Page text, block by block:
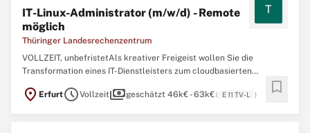
IT-Linux-Administrator (m/w/d) - Remote
möglich
Thüringer Landesrechenzentrum
T
VOLLZEIT, unbefristetAls kreativer Freigeist wollen Sie die
Transformation eines IT-Dienstleisters zum cloudbasierten
nächstmöglichen Zeitpunkt als IT-Systemadministrator Cloud
location_on ErfurtscheduleVollzeitpaymentsgeschätzt 46k€ - 63k€( E 11 TV-L ) bookmark